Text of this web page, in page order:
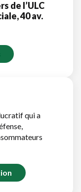
de l’ULC
40 av.
qui a